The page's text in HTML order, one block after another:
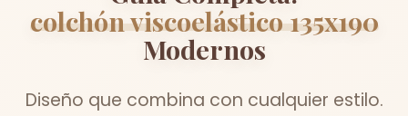
colchón viscoelástico 135x190
Modernos
Diseño que combina con cualquier estilo.